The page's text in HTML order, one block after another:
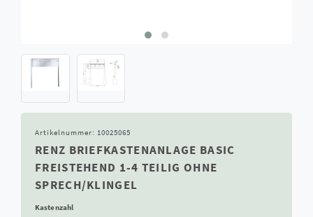
Artikelnummer: 10025065
RENZ BRIEFKASTENANLAGE BASIC
FREISTEHEND 1-4 TEILIG OHNE
SPRECH/KLINGEL
Kastenzahl